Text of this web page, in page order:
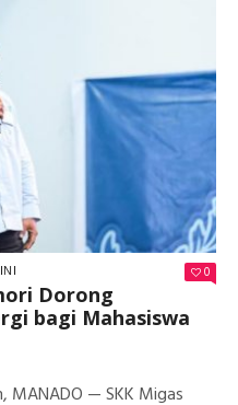
0
Dorong
bagi Mahasiswa
— SKK Migas